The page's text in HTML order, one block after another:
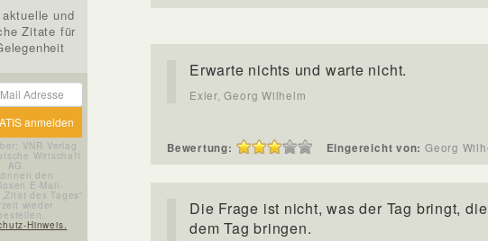
und
Zitate für
VNR Verlag
Wirtschaft
AG
den
E-Mail-
des Tages“
wieder
Hinweis.
Erwarte nichts und warte nicht.
Exler, Georg Wilhelm
Bewertung: Eingereicht von: Georg
Die Frage ist nicht, was der Tag bringt,
dem Tag bringen.